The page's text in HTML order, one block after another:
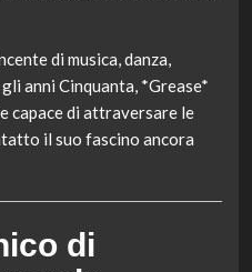
di musica, danza,
anni Cinquanta, *Grease*
capace di attraversare le
il suo fascino ancora
di